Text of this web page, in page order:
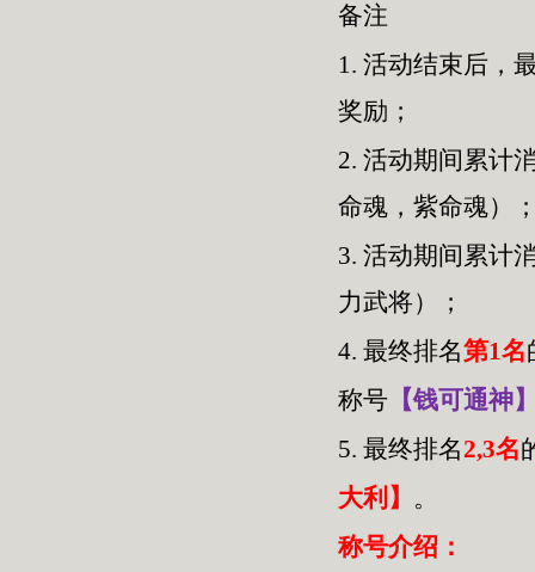
备注
1. 活动结束后，
奖励；
2. 活动期间累计
命魂，紫命魂）
3. 活动期间累计
力武将）；
4. 最终排名第1名
称号 【钱可通神
5. 最终排名2,3名
大利】 。
称号介绍：